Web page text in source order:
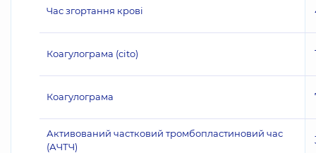
Час згортання крові
Коагулограма (cito)
Коагулограма
Активований частковий тромбопластиновий час
(АЧТЧ)